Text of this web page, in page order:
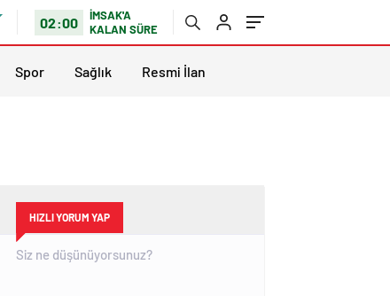
02:00
İMSAK'A
KALAN SÜRE
Spor Sağlık Resmi İlan
HIZLI YORUM YAP